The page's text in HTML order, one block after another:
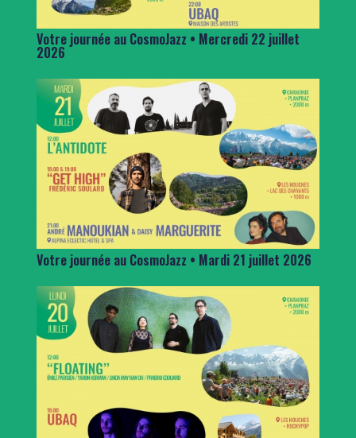
Votre journée au CosmoJazz • Mercredi 22 juillet
2026
Votre journée au CosmoJazz • Mardi 21 juillet 2026